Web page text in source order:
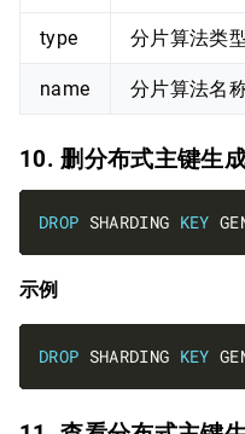
type 分片算法类
name 分片算法名
10. 删分布式主键生
DROP SHARDING KEY
示例
DROP SHARDING KEY